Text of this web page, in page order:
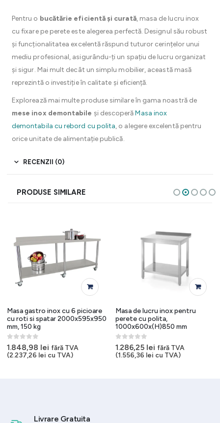
Pentru o bucătărie eficientă și curată, masa de lucru inox
cu fixare pe perete este alegerea perfectă. Designul său robust
și funcționalitatea excelentă răspund tuturor cerințelor unui
mediu profesional, asigurându-ți un spațiu de lucru organizat
și sigur. Mai mult decât un simplu mobilier, această masă
reprezintă o investiție în calitate și eficiență.
Explorează mai multe produse similare în gama noastră de
mese inox demontabile și descoperăMasa inox
demontabila cu rebord cu polita, o alegere excelentă pentru
orice unitate de alimentație publică.
RECENZII (0)
PRODUSE SIMILARE
Masa gastro inox cu 6 picioare
cu roti si spatar 2000x595x950
mm, 150 kg
0 out of 5
1.848,98 lei fără TVA
(2.237,26 lei cu TVA)
Masa de lucru inox pentru
perete cu polita,
1000x600x(H)850 mm
0 out of 5
1.286,25 lei fără TVA
(1.556,36 lei cu TVA)
Livrare Gratuita